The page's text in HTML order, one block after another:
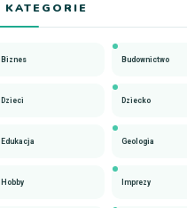
KATEGORIE
Biznes Budownictwo
Dzieci Dziecko
Edukacja Geologia
Hobby Imprezy